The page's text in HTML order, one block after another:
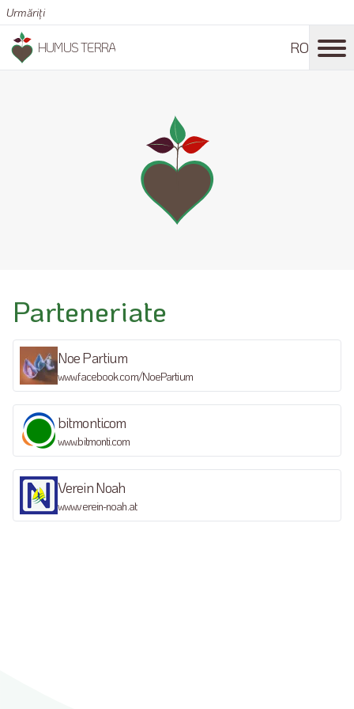
Urmăriți
HUMUS TERRA RO
Parteneriate
Noe Partium
www.facebook.com/NoePartium
bitmonti.com
www.bitmonti.com
Verein Noah
www.verein-noah.at